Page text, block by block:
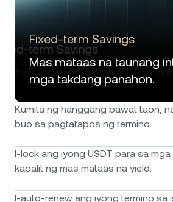
Fixed-term Savings
Mas mataas na taunang
mga takdang panahon.
Kumita ng hanggang bawat taon,
buo sa pagtatapos ng termino.
I-lock ang iyong USDT para sa
kapalit ng mas mataas na yield.
I-auto-renew ang iyong termino sa